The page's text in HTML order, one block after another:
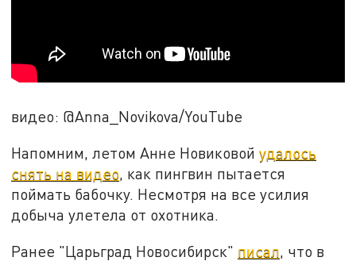
видео: @Anna_Novikova/YouTube
Напомним, летом Анне Новиковойудалось
снять на видео, как пингвин пытается
поймать бабочку. Несмотря на все усилия
добыча улетела от охотника.
Ранее "Царьград Новосибирск" писал, что в